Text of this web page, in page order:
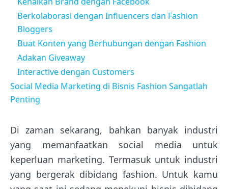
Berkolaborasi dengan Influencers dan Fashion
Bloggers
Buat Konten yang Berhubungan dengan Fashion
Adakan Giveaway
Interactive dengan Customers
Social Media Marketing di Bisnis Fashion Sangatlah
Penting
Di zaman sekarang, bahkan banyak industri
yang memanfaatkan social media untuk
keperluan marketing. Termasuk untuk industri
yang bergerak dibidang fashion. Untuk kamu